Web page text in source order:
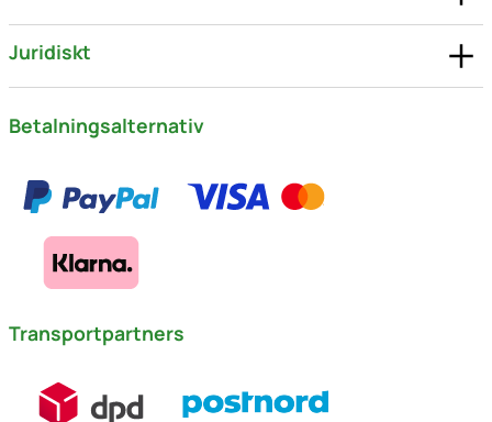
Juridiskt
Betalningsalternativ
Transportpartners